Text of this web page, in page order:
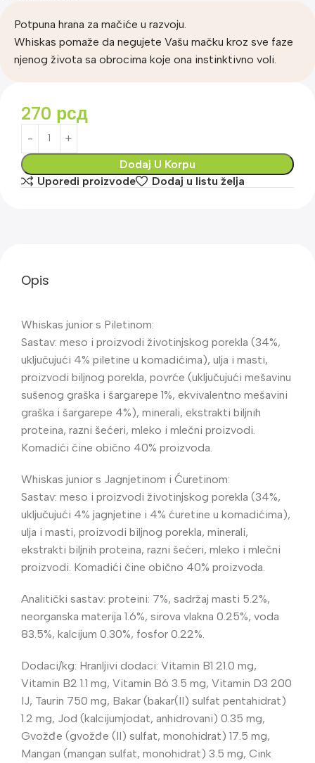
Potpuna hrana za mačiće u razvoju.
Whiskas pomaže da negujete Vašu mačku kroz sve faze
njenog života sa obrocima koje ona instinktivno voli.
270 рсд
Dodaj U Korpu
Uporedi proizvode
Dodaj u listu želja
Opis
Whiskas junior s Piletinom:
Sastav: meso i proizvodi životinjskog porekla (34%,
uključujući 4% piletine u komadićima), ulja i masti,
proizvodi biljnog porekla, povrće (uključujući mešavinu
sušenog graška i šargarepe 1%, ekvivalentno mešavini
graška i šargarepe 4%), minerali, ekstrakti biljnih
proteina, razni šećeri, mleko i mlečni proizvodi.
Komadići čine obično 40% proizvoda.
Whiskas junior s Jagnjetinom i Ćuretinom:
Sastav: meso i proizvodi životinjskog porekla (34%,
uključujući 4% jagnjetine i 4% ćuretine u komadićima),
ulja i masti, proizvodi biljnog porekla, minerali,
ekstrakti biljnih proteina, razni šećeri, mleko i mlečni
proizvodi. Komadići čine obično 40% proizvoda.
Analitički sastav: proteini: 7%, sadržaj masti 5.2%,
neorganska materija 1.6%, sirova vlakna 0.25%, voda
83.5%, kalcijum 0.30%, fosfor 0.22%.
Dodaci/kg: Hranljivi dodaci: Vitamin B1 21.0 mg,
Vitamin B2 1.1 mg, Vitamin B6 3.5 mg, Vitamin D3 200
IJ, Taurin 750 mg, Bakar (bakar(II) sulfat pentahidrat)
1.2 mg, Jod (kalcijumjodat, anhidrovani) 0.35 mg,
Gvožđe (gvožđe (II) sulfat, monohidrat) 17.5 mg,
Mangan (mangan sulfat, monohidrat) 3.5 mg, Cink